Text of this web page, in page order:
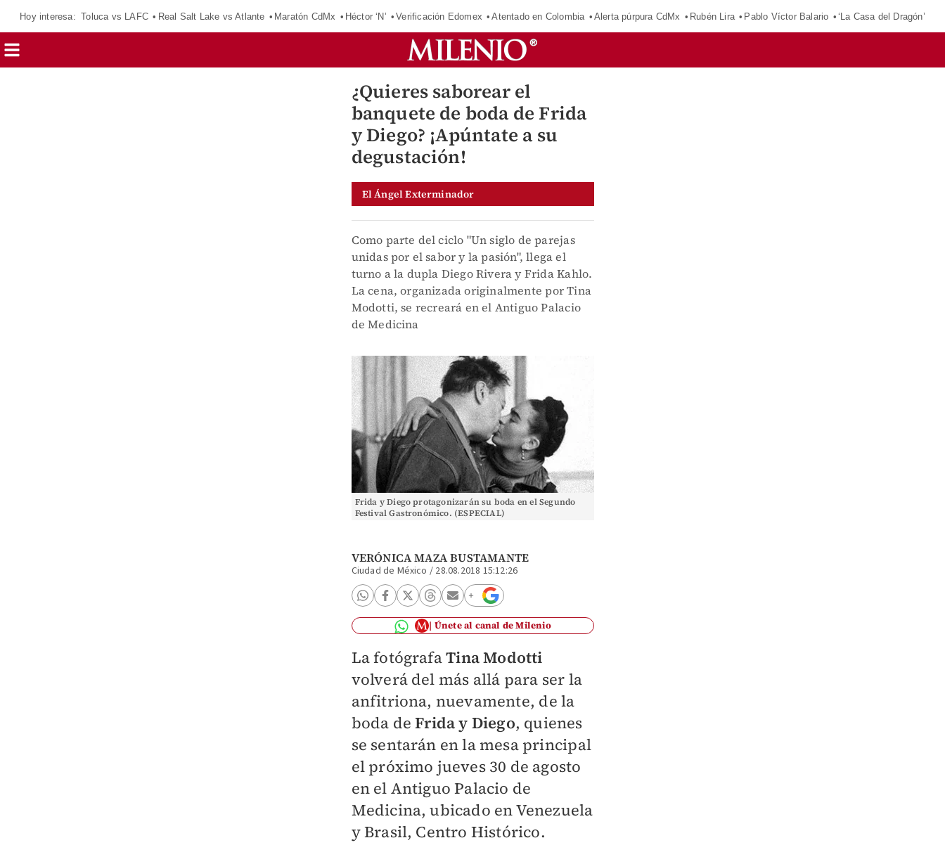
Hoy interesa: Toluca vs LAFC Real Salt Lake vs Atlante Maratón CdMx Héctor ‘N’ Verificación Edomex Atentado en Colombia Alerta púrpura CdMx Rubén Lira Pablo Víctor Balario ‘La Casa del Dragón’
¿Quieres saborear el
banquete de boda de Frida
y Diego? ¡Apúntate a su
degustación!
El Ángel Exterminador
Como parte del ciclo "Un siglo de parejas
unidas por el sabor y la pasión", llega el
turno a la dupla Diego Rivera y Frida Kahlo.
La cena, organizada originalmente por Tina
Modotti, se recreará en el Antiguo Palacio
de Medicina
Frida y Diego protagonizarán su boda en el Segundo
Festival Gastronómico. (ESPECIAL)
VERÓNICA MAZA BUSTAMANTE
Ciudad de México / 28.08.2018 15:12:26
Únete al canal de Milenio
La fotógrafaTina Modotti
volverá del más allá para ser la
anfitriona, nuevamente, de la
boda deFrida y Diego, quienes
se sentarán en la mesa principal
el próximo jueves 30 de agosto
en el Antiguo Palacio de
Medicina, ubicado en Venezuela
y Brasil, Centro Histórico.